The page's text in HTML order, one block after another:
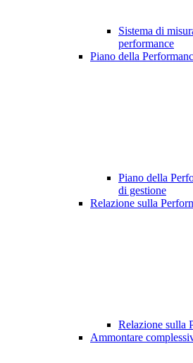
Sistema di
performance
Piano della
Piano della
di gestione
Relazione sulla
Relazione sulla
Ammontare